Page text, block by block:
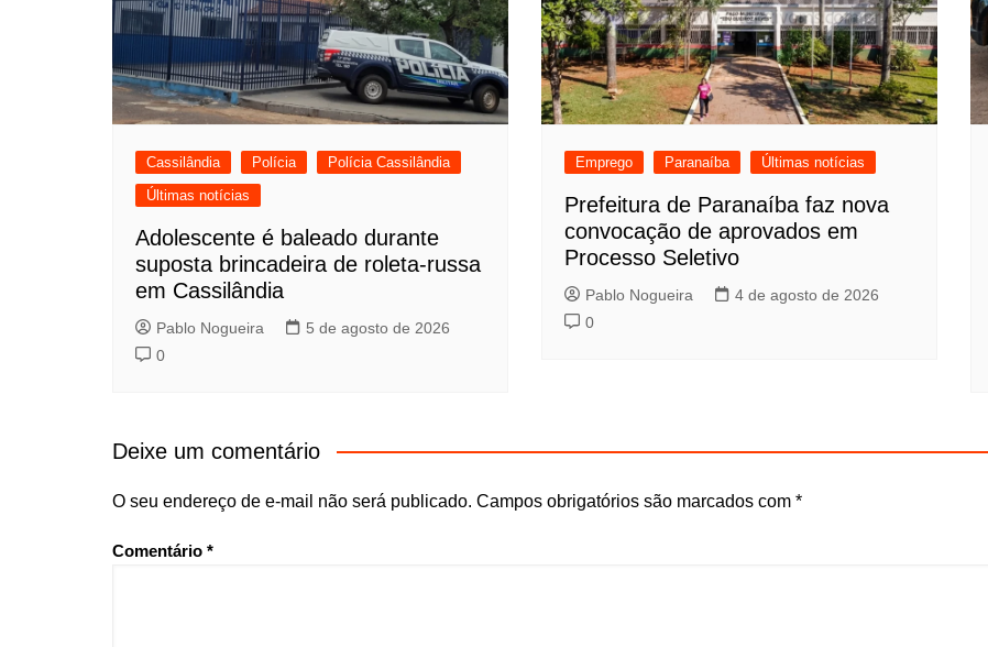
Cassilândia Polícia
Polícia Cassilândia
Últimas notícias
Adolescente é baleado durante
suposta brincadeira de roleta-russa
em Cassilândia
Pablo Nogueira
5 de agosto de 2026
0
Emprego Paranaíba Últimas notícias
Prefeitura de Paranaíba faz nova
convocação de aprovados em
Processo Seletivo
Pablo Nogueira
4 de agosto de 2026
0
Deixe um comentário
O seu endereço de e-mail não será publicado. Campos obrigatórios são marcados com *
Comentário *